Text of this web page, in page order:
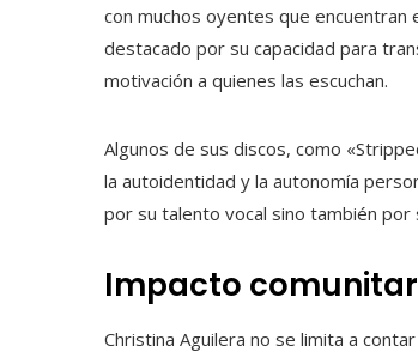
con muchos oyentes que encuentran
destacado por su capacidad para
motivación a quienes las escuchan.
Algunos de sus discos, como
la autoidentidad y la autonomía
por su talento vocal sino también por
Impacto
Christina Aguilera no se limita a